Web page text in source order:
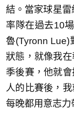
結。當家球星雷
率隊在過去10
魯(Tyronn Lue)
狀態，就像我
季後賽，他就
人的比賽後，
每晚都用意志力